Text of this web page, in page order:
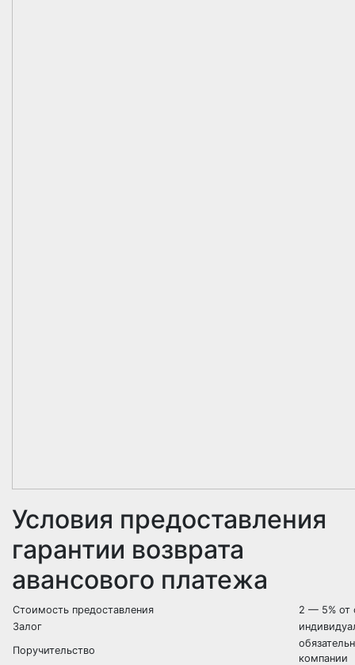
Условия предоставления
гарантии возврата
авансового платежа
Стоимость предоставления
2 — 5% от
Залог
Поручительство
компании